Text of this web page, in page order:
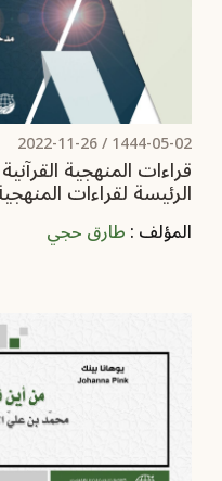
1444-05-02 /
2022-11-26
الرئيسة لقراءات
المؤلف :طارق حجي